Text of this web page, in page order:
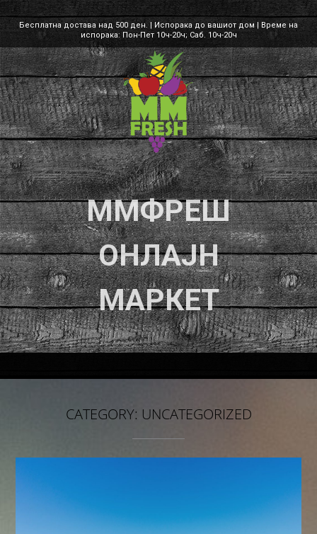
Бесплатна достава над 500 ден. | Испорака до вашиот дом | Време на
испорака: Пон-Пет 10ч-20ч; Саб. 10ч-20ч
ММФРЕШ
ОНЛАЈН
МАРКЕТ
CATEGORY: UNCATEGORIZED